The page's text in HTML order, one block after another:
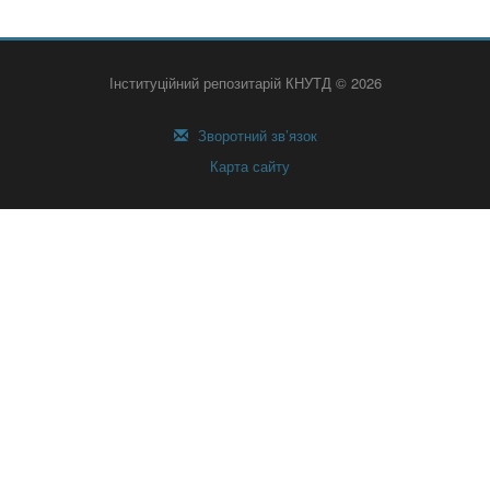
Інституційний репозитарій КНУТД © 2026
Зворотний зв’язок
Карта сайту